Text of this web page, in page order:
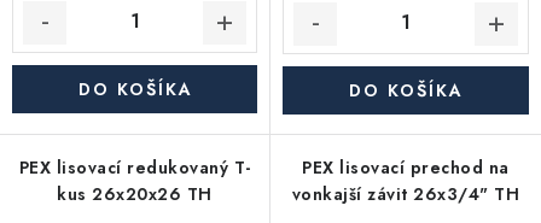
DO KOŠÍKA DO KOŠÍKA
PEX lisovací redukovaný T-
kus 26x20x26 TH
PEX lisovací prechod na
vonkajší závit 26x3/4" TH